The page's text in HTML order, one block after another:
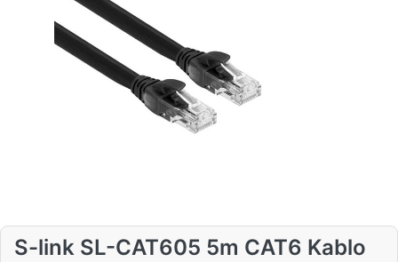
S-link SL-CAT605 5m CAT6 Kablo